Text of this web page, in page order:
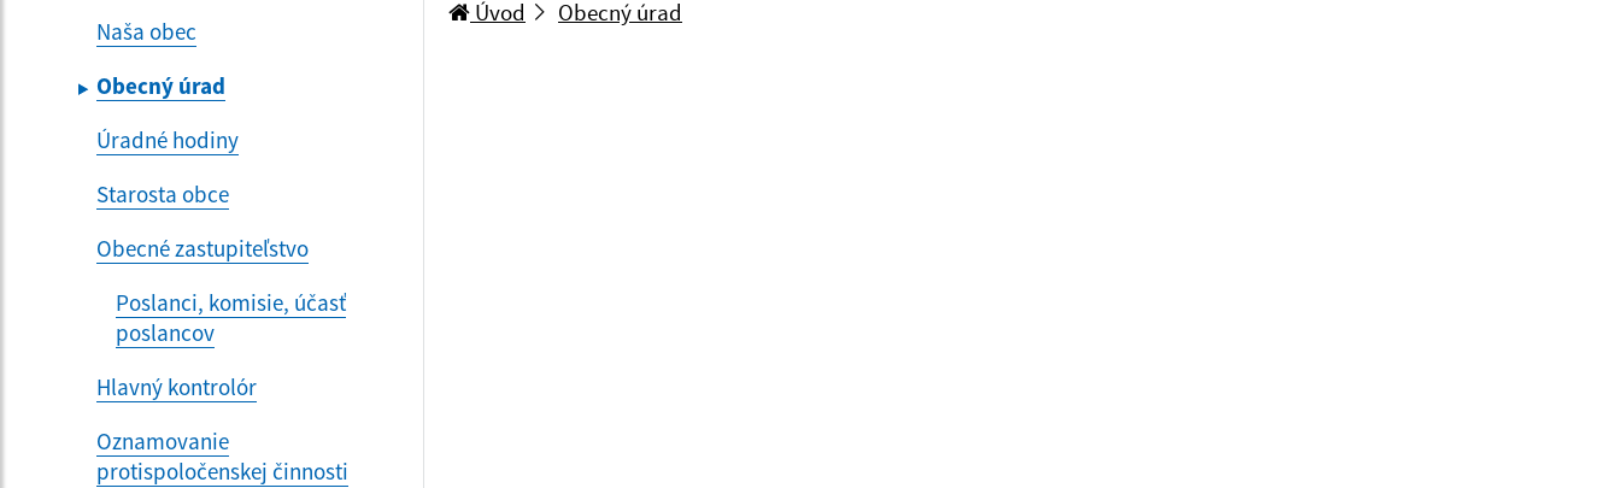
Naša obec
Obecný úrad
Úradné hodiny
Starosta obce
Obecné zastupiteľstvo
Poslanci, komisie, účasť
poslancov
Hlavný kontrolór
Oznamovanie
protispoločenskej činnosti
Úvod Obecný úrad